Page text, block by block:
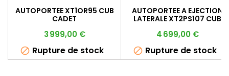
AUTOPORTEE XT1OR95 CUB
CADET
Prix
3 999,00 €
 Rupture de stock
AUTOPORTEE A EJECTION
LATERALE XT2PS107 CUB
Prix
4 699,00 €
 Rupture de stock